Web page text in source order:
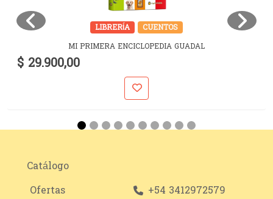
LIBRERÍA
CUENTOS
MI PRIMERA ENCICLOPEDIA GUADAL
$ 29.900,00
Catálogo
Ofertas
+54 3412972579